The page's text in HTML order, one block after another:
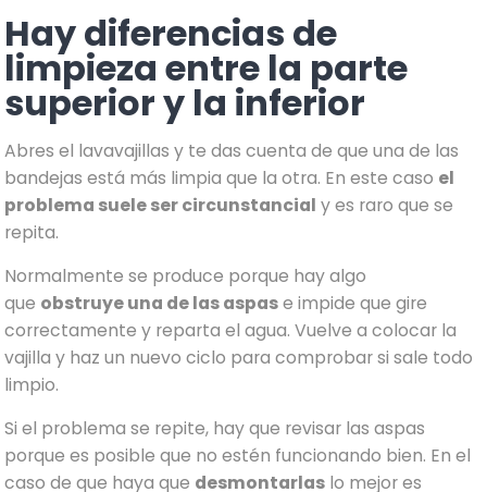
Hay diferencias de
limpieza entre la parte
superior y la inferior
Abres el lavavajillas y te das cuenta de que una de las
bandejas está más limpia que la otra. En este caso el
problema suele ser circunstancial y es raro que se
repita.
Normalmente se produce porque hay algo
que obstruye una de las aspase impide que gire
correctamente y reparta el agua. Vuelve a colocar la
vajilla y haz un nuevo ciclo para comprobar si sale todo
limpio.
Si el problema se repite, hay que revisar las aspas
porque es posible que no estén funcionando bien. En el
caso de que haya que desmontarlas lo mejor es